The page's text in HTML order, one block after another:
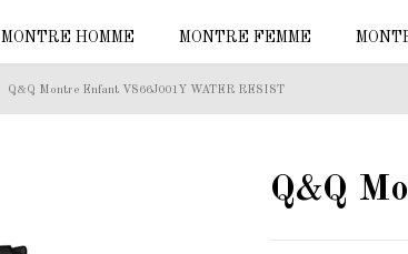
MONTRE HOMME MONTRE FEMME
Q&Q Montre Enfant VS66J001Y WATER RESIST
Q&Q